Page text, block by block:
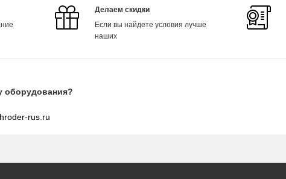
Делаем скидки
Если вы найдете условия лучше
наших
оборудования?
rus.ru